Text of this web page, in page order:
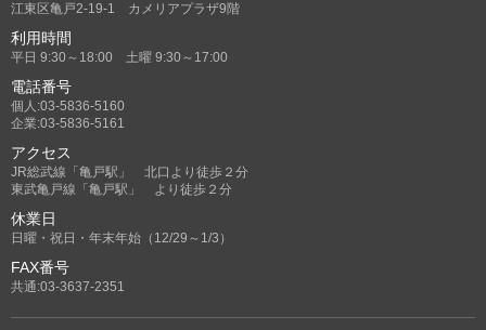
江東区亀戸2-19-1 カメリアプラザ9階
利用時間
平日 9:30～18:00 土曜 9:30～17:00
電話番号
個人:03-5836-5160
企業:03-5836-5161
アクセス
JR総武線「亀戸駅」 北口より徒歩２分
東武亀戸線「亀戸駅」 より徒歩２分
休業日
日曜・祝日・年末年始（12/29～1/3）
FAX番号
共通:03-3637-2351